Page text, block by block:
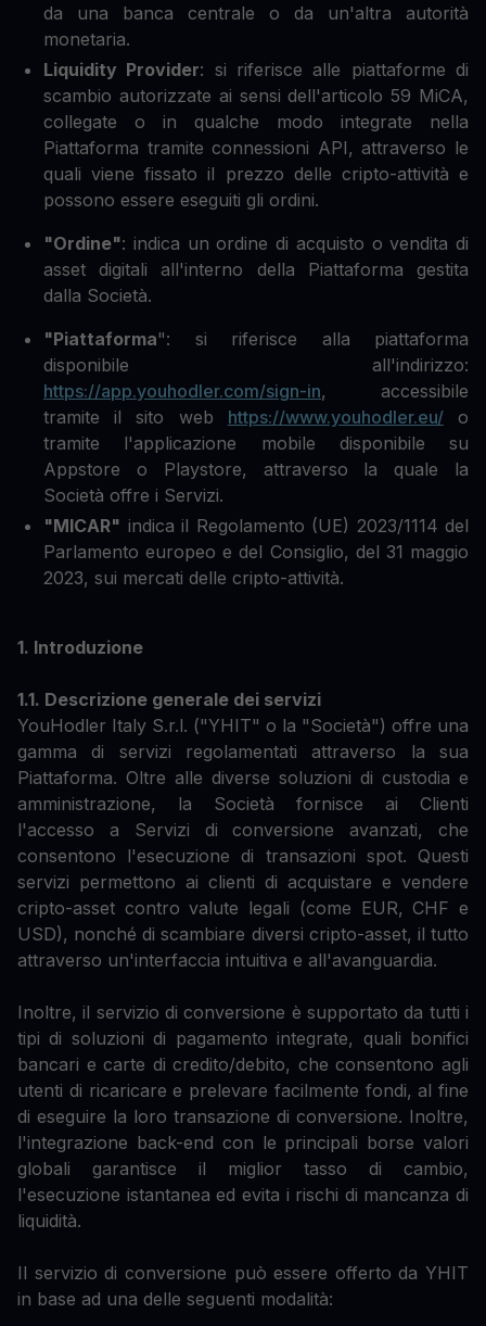
da una banca centrale o da un'altra autorità
monetaria.
Liquidity Provider: si riferisce alle piattaforme di
scambio autorizzate ai sensi dell'articolo 59 MiCA,
collegate o in qualche modo integrate nella
Piattaforma tramite connessioni API, attraverso le
quali viene fissato il prezzo delle cripto-attività e
possono essere eseguiti gli ordini.
"Ordine": indica un ordine di acquisto o vendita di
asset digitali all'interno della Piattaforma gestita
dalla Società.
"Piattaforma": si riferisce alla piattaforma
disponibile all'indirizzo:
https://app.youhodler.com/sign-in, accessibile
tramite il sito web https://www.youhodler.eu/o
tramite l'applicazione mobile disponibile su
Appstore o Playstore, attraverso la quale la
Società offre i Servizi.
"MICAR" indica il Regolamento (UE) 2023/1114 del
Parlamento europeo e del Consiglio, del 31 maggio
2023, sui mercati delle cripto-attività.
1. Introduzione
1.1. Descrizione generale dei servizi
YouHodler Italy S.r.l. ("YHIT" o la "Società") offre una
gamma di servizi regolamentati attraverso la sua
Piattaforma. Oltre alle diverse soluzioni di custodia e
amministrazione, la Società fornisce ai Clienti
l'accesso a Servizi di conversione avanzati, che
consentono l'esecuzione di transazioni spot. Questi
servizi permettono ai clienti di acquistare e vendere
cripto-asset contro valute legali (come EUR, CHF e
USD), nonché di scambiare diversi cripto-asset, il tutto
attraverso un'interfaccia intuitiva e all'avanguardia.
Inoltre, il servizio di conversione è supportato da tutti i
tipi di soluzioni di pagamento integrate, quali bonifici
bancari e carte di credito/debito, che consentono agli
utenti di ricaricare e prelevare facilmente fondi, al fine
di eseguire la loro transazione di conversione. Inoltre,
l'integrazione back-end con le principali borse valori
globali garantisce il miglior tasso di cambio,
l'esecuzione istantanea ed evita i rischi di mancanza di
liquidità.
Il servizio di conversione può essere offerto da YHIT
in base ad una delle seguenti modalità: